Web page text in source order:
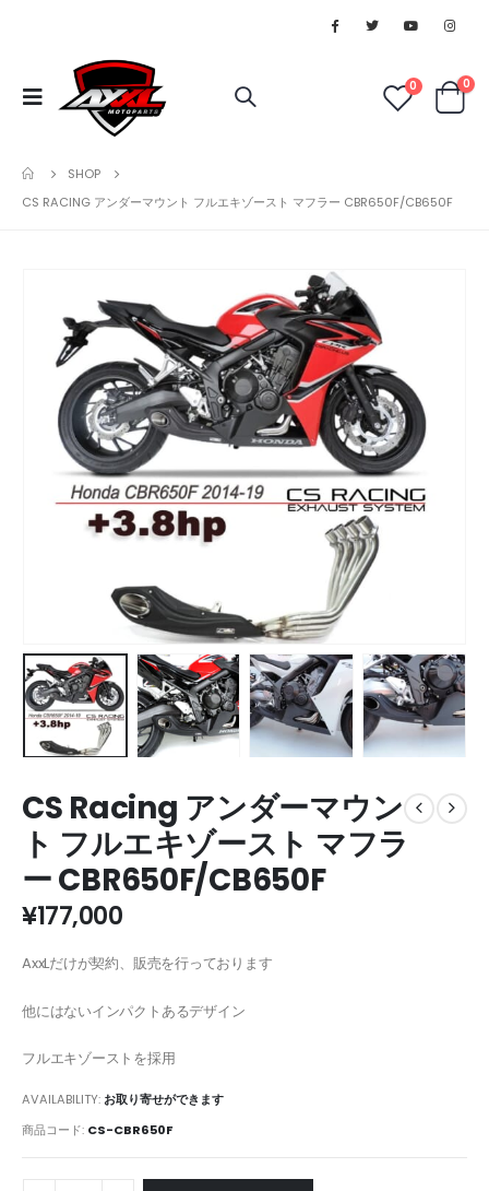
0 0
SHOP
CS RACING アンダーマウント フルエキゾースト マフラー CBR650F/CB650F
CS Racing アンダーマウン
ト フルエキゾースト マフラ
ー CBR650F/CB650F
¥177,000
AxxLだけが契約、販売を行っております
他にはないインパクトあるデザイン
フルエキゾーストを採用
AVAILABILITY: お取り寄せができます
商品コード: CS-CBR650F